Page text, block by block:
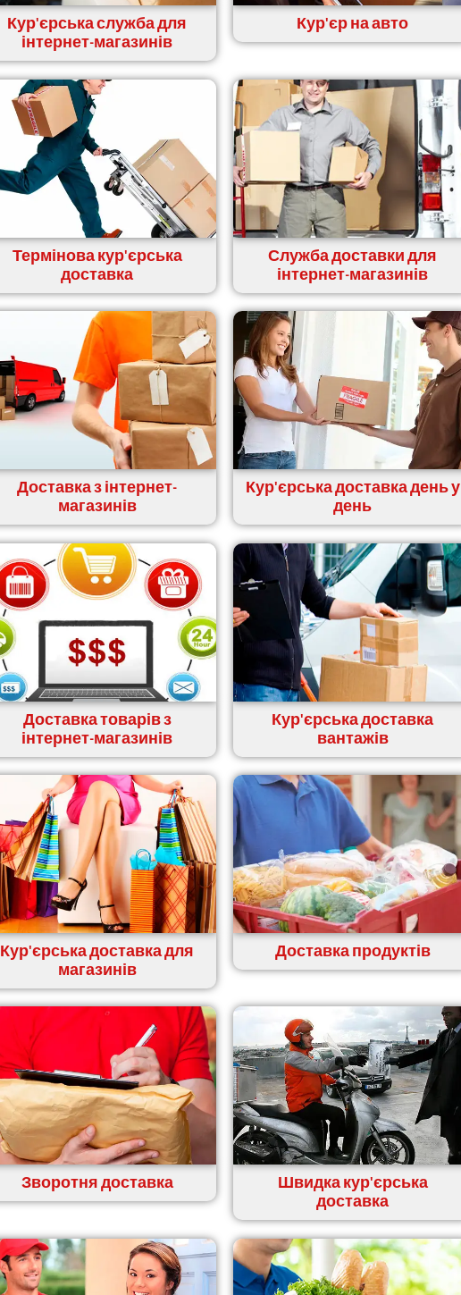
Кур'єрська служба для
інтернет-магазинів
Кур'єр на авто
Термінова кур'єрська
доставка
Служба доставки для
інтернет-магазинів
Доставка з інтернет-
магазинів
Кур'єрська доставка день у
день
Доставка товарів з
інтернет-магазинів
Кур'єрська доставка
вантажів
Кур'єрська доставка для
магазинів
Доставка продуктів
Зворотня доставка Швидка кур'єрська
доставка